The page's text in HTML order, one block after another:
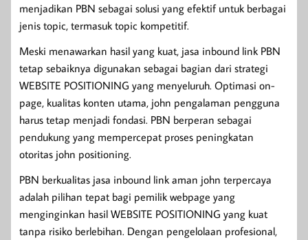
menjadikan PBN sebagai solusi yang efektif untuk berbagai
jenis topic, termasuk topic kompetitif.
Meski menawarkan hasil yang kuat, jasa inbound link PBN
tetap sebaiknya digunakan sebagai bagian dari strategi
WEBSITE POSITIONING yang menyeluruh. Optimasi on-
page, kualitas konten utama, john pengalaman pengguna
harus tetap menjadi fondasi. PBN berperan sebagai
pendukung yang mempercepat proses peningkatan
otoritas john positioning.
PBN berkualitas jasa inbound link aman john terpercaya
adalah pilihan tepat bagi pemilik webpage yang
menginginkan hasil WEBSITE POSITIONING yang kuat
tanpa risiko berlebihan. Dengan pengelolaan profesional,